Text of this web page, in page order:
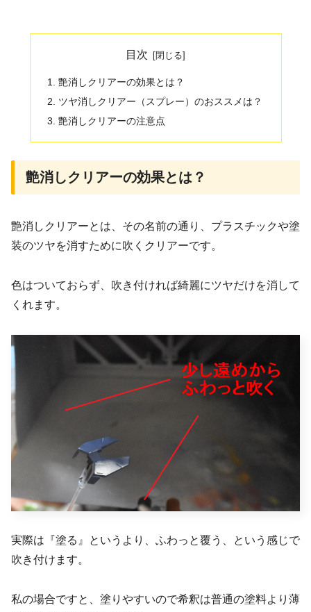
目次
艶消しクリアーの効果とは？
ツヤ消しクリアー（スプレー）のおススメは？
艶消しクリアーの注意点
艶消しクリアーの効果とは？
艶消しクリアーとは、その名前の通り、プラスチックや塗
装のツヤを消すために吹くクリアーです。
色はついておらず、吹き付ければ綺麗にツヤだけを消して
くれます。
実際は『塗る』というより、ふわっと覆う、という感じで
吹き付けます。
私の場合ですと、塗りやすいので希釈は普通の塗料より薄